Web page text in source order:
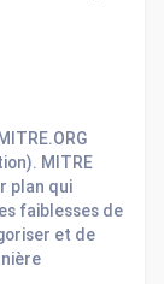
MITRE
plan qui
faiblesses de
et de